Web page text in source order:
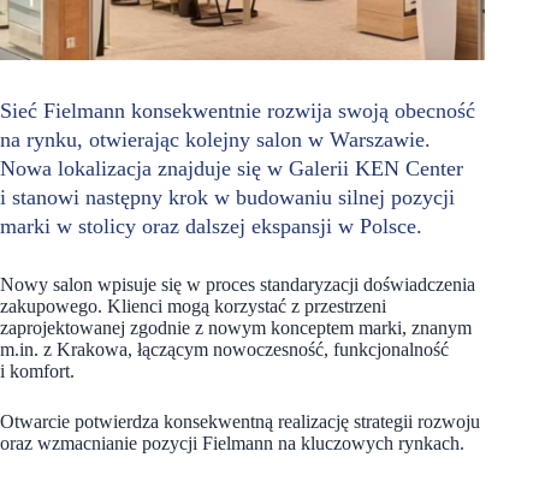
Sieć Fielmann konsekwentnie rozwija swoją obecność
na rynku, otwierając kolejny salon w Warszawie.
Nowa lokalizacja znajduje się w Galerii KEN Center
i stanowi następny krok w budowaniu silnej pozycji
marki w stolicy oraz dalszej ekspansji w Polsce.
Nowy salon wpisuje się w proces standaryzacji doświadczenia
zakupowego. Klienci mogą korzystać z przestrzeni
zaprojektowanej zgodnie z nowym konceptem marki, znanym
m.in. z Krakowa, łączącym nowoczesność, funkcjonalność
i komfort.
Otwarcie potwierdza konsekwentną realizację strategii rozwoju
oraz wzmacnianie pozycji Fielmann na kluczowych rynkach.